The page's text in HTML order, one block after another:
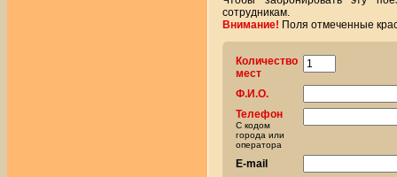
сотрудникам.
Внимание! Поля отмеченные
Количество
мест
Ф.И.О.
Телефон
С кодом
города или
оператора
E-mail